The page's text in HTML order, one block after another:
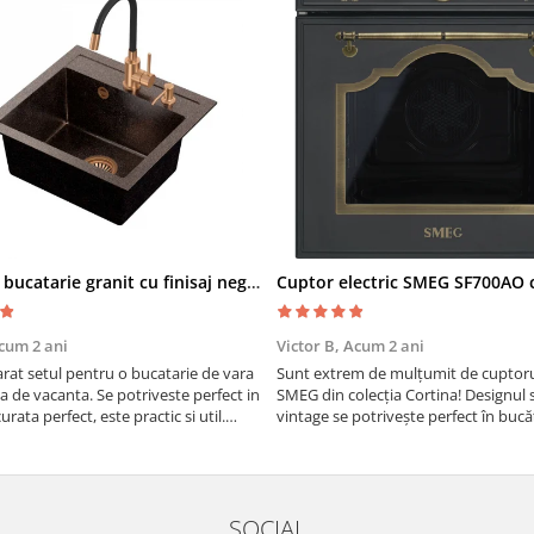
Chiuveta bucatarie granit cu finisaj negru perlat/cupru Steingran Art Copper cu dozator si baterie Quadron
2 ani
setul pentru o bucatarie de vara
de vacanta. Se potriveste perfect in
perfect, este practic si util.
Victor B, Acum 2 ani
Sunt extrem de mulțumit de
SMEG din colecția Cortina! Designul
vintage se potrivește perfect în